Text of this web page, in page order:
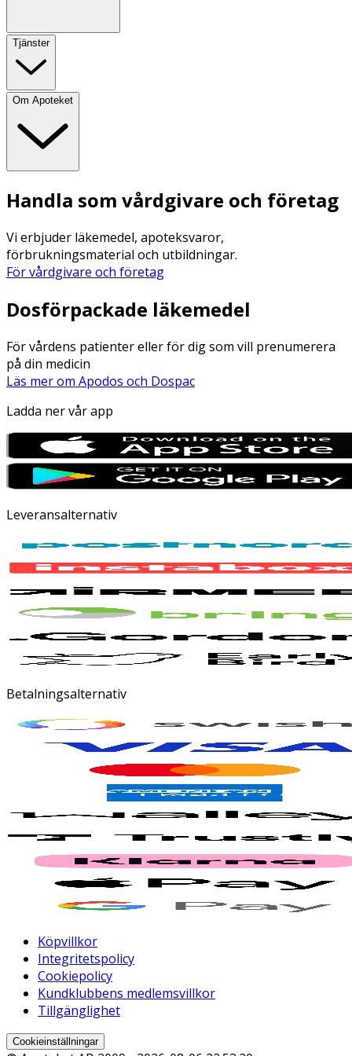
Tjänster
Om Apoteket
Handla som vårdgivare och företag
Vi erbjuder läkemedel, apoteksvaror,
förbrukningsmaterial och utbildningar.
För vårdgivare och företag
Dosförpackade läkemedel
För vårdens patienter eller för dig som vill prenumerera
på din medicin
Läs mer om Apodos och Dospac
Ladda ner vår app
Leveransalternativ
Betalningsalternativ
Köpvillkor
Integritetspolicy
Cookiepolicy
Kundklubbens medlemsvillkor
Tillgänglighet
Cookieinställningar